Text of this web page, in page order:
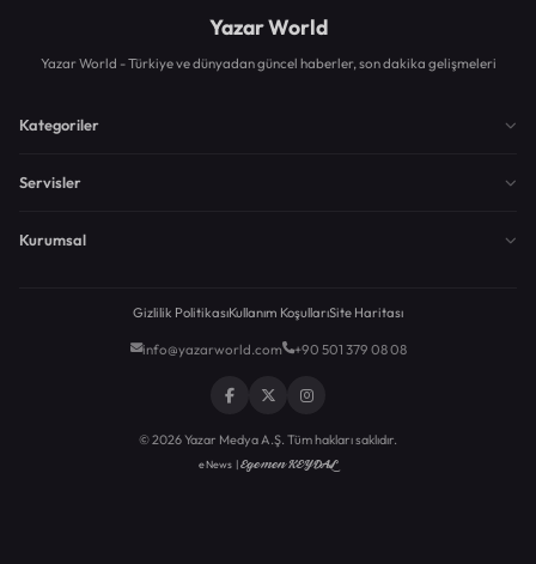
Yazar World
Yazar World - Türkiye ve dünyadan güncel haberler, son dakika gelişmeleri
Kategoriler
Servisler
Kurumsal
Gizlilik PolitikasıKullanım KoşullarıSite Haritası
info@yazarworld.com +90 501 379 08 08
© 2026 Yazar Medya A.Ş. Tüm hakları saklıdır.
eNews |Egemen KEYDAL